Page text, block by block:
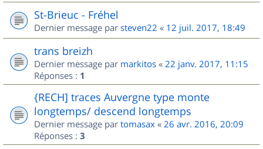
St-Brieuc - Fréhel
Dernier message par steven22 « 12 juil. 2017, 18:49
trans breizh
Dernier message par markitos « 22 janv. 2017, 11:15
Réponses : 1
{RECH] traces Auvergne type monte
longtemps/ descend longtemps
Dernier message par tomasax « 26 avr. 2016, 20:09
Réponses : 3